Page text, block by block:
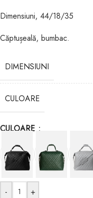
Dimensiuni, 44/18/35
Căptușeală, bumbac.
DIMENSIUNI
CULOARE
CULOARE
- +